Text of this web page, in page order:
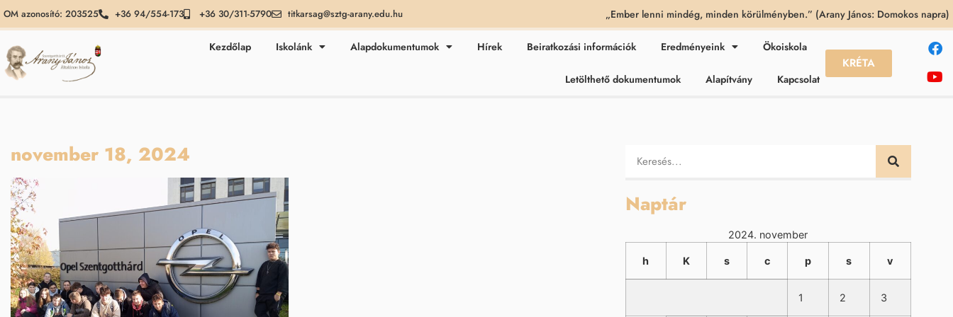
OM azonosító: 203525 +36 94/554-173 +36 30/311-5790 titkarsag@sztg-arany.edu.hu „Ember lenni mindég, minden körülményben.” (Arany János: Domokos napra)
Kezdőlap Iskolánk Alapdokumentumok Hírek Beiratkozási információk Eredményeink Ökoiskola
Letölthető dokumentumok Alapítvány Kapcsolat
KRÉTA
november 18, 2024
Naptár
2024. november
h K s c p s v
1 2 3